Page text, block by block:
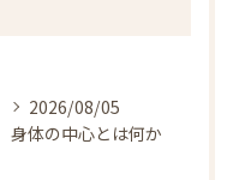
2026/08/05
身体の中心とは何か